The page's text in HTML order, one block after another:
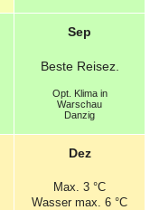
Sep
Beste Reisez.
Opt. Klima in
Warschau
Danzig
Dez
Max. 3 °C
Wasser max. 6 °C